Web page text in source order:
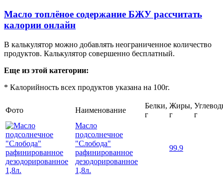
Масло топлёное содержание БЖУ рассчитать
калории онлайн
В калькулятор можно добавлять неограниченное количество
продуктов. Калькулятор совершенно бесплатный.
Еще из этой категории:
* Калорийность всех продуктов указана на 100г.
Фото Наименование
Белки,
г
Жиры,
г
г
Масло
подсолнечное
"Слобода"
рафинированное
дезодорированное
1,8л.
99.9